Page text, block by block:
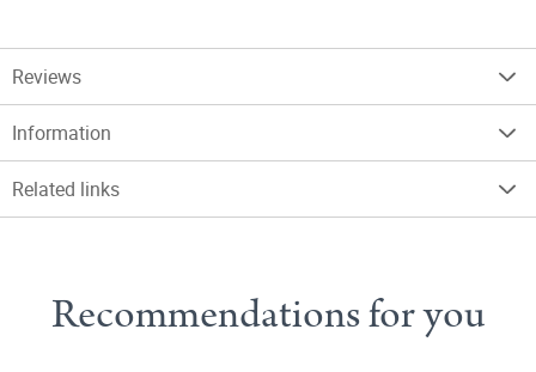
Reviews
Information
Related links
Recommendations for you